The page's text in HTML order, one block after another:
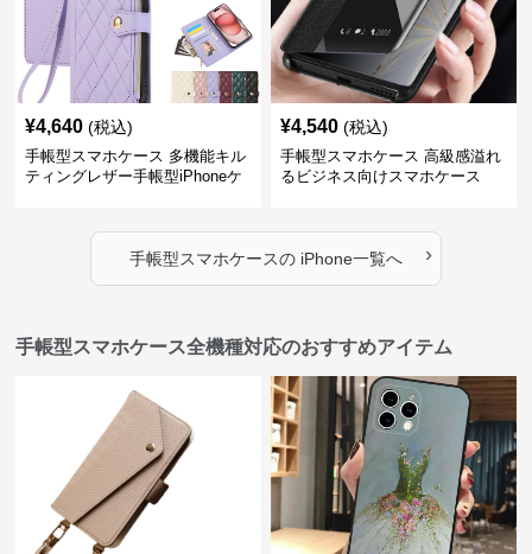
¥4,640 (税込)
手帳型スマホケース 多機能キル
ティングレザー手帳型iPhoneケ
¥4,540 (税込)
手帳型スマホケース 高級感溢れ
るビジネス向けスマホケース
手帳型スマホケースのiPhone一覧へ ›
手帳型スマホケース全機種対応のおすすめアイテム